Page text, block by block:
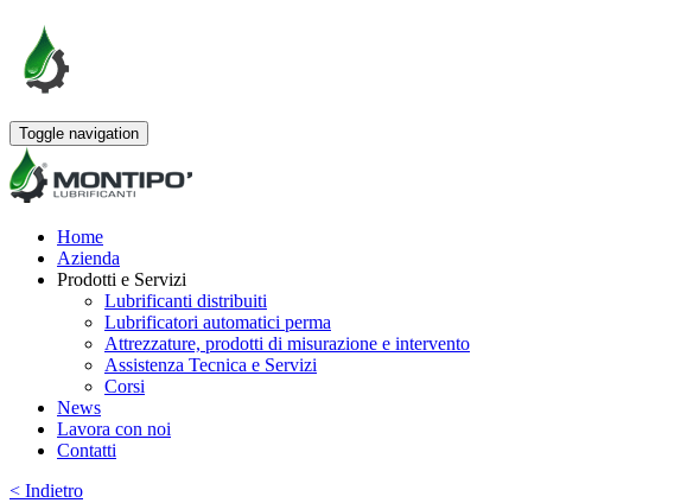
Toggle navigation
Home
Azienda
Prodotti e Servizi
Lubrificanti distribuiti
Lubrificatori automatici perma
Attrezzature, prodotti di misurazione e intervento
Assistenza Tecnica e Servizi
Corsi
News
Lavora con noi
Contatti
< Indietro